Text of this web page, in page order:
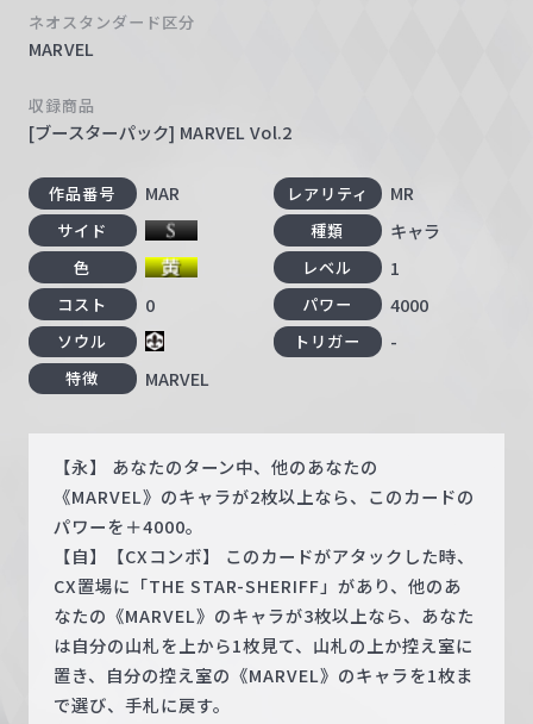
ネオスタンダード区分
MARVEL
収録商品
[ブースターパック] MARVEL Vol.2
作品番号 MAR レアリティ MR
サイド 種類 キャラ
色 レベル 1
コスト 0 パワー 4000
ソウル トリガー -
特徴 MARVEL
【永】 あなたのターン中、他のあなたの
《MARVEL》のキャラが2枚以上なら、このカードの
パワーを＋4000。
【自】【CXコンボ】 このカードがアタックした時、
CX置場に「THE STAR-SHERIFF」があり、他のあ
なたの《MARVEL》のキャラが3枚以上なら、あなた
は自分の山札を上から1枚見て、山札の上か控え室に
置き、自分の控え室の《MARVEL》のキャラを1枚ま
で選び、手札に戻す。